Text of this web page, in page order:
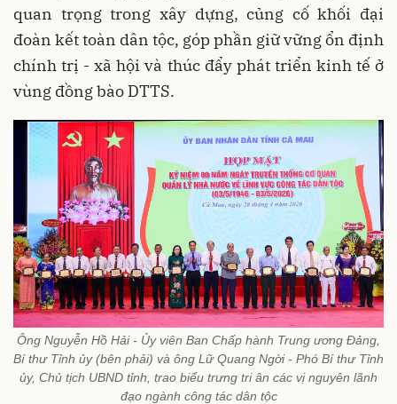
quan trọng trong xây dựng, củng cố khối đại
đoàn kết toàn dân tộc, góp phần giữ vững ổn định
chính trị - xã hội và thúc đẩy phát triển kinh tế ở
vùng đồng bào DTTS.
Ông Nguyễn Hồ Hải - Ủy viên Ban Chấp hành Trung ương Đảng,
Bí thư Tỉnh ủy (bên phải) và ông Lữ Quang Ngời - Phó Bí thư Tỉnh
ủy, Chủ tịch UBND tỉnh, trao biểu trưng tri ân các vị nguyên lãnh
đạo ngành công tác dân tộc